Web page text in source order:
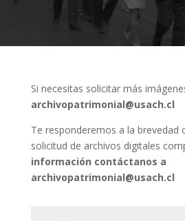
Si necesitas solicitar más
archivopatrimonial@usach.cl
Te responderemos a la brevedad
solicitud de archivos digitales
información contáctanos a
archivopatrimonial@usach.cl